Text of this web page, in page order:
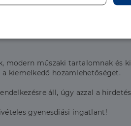
műszaki tartalomnak és
kiemelkedő hozamlehetőséget.
áll, úgy azzal a
gyenesdiási ingatlant!
Célzás
szükséges Teljesítmény Célzás